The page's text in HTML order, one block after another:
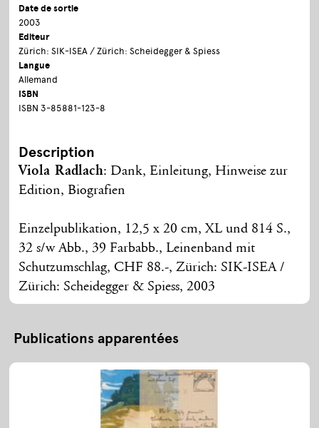
Date de sortie
2003
Editeur
Zürich: SIK-ISEA / Zürich: Scheidegger & Spiess
Langue
Allemand
ISBN
ISBN 3-85881-123-8
Description
Viola Radlach: Dank, Einleitung, Hinweise zur
Edition, Biografien
Einzelpublikation, 12,5 x 20 cm, XL und 814 S.,
32 s/w Abb., 39 Farbabb., Leinenband mit
Schutzumschlag, CHF 88.-, Zürich: SIK-ISEA /
Zürich: Scheidegger & Spiess, 2003
Publications apparentées